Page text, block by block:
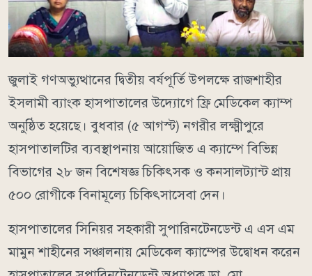
জুলাই গণঅভ্যুত্থানের দ্বিতীয় বর্ষপূর্তি উপলক্ষে রাজশাহীর
ইসলামী ব্যাংক হাসপাতালের উদ্যোগে ফ্রি মেডিকেল ক্যাম্প
অনুষ্ঠিত হয়েছে। বুধবার (৫ আগস্ট) নগরীর লক্ষ্মীপুরে
হাসপাতালটির ব্যবস্থাপনায় আয়োজিত এ ক্যাম্পে বিভিন্ন
বিভাগের ২৮ জন বিশেষজ্ঞ চিকিৎসক ও কনসালট্যান্ট প্রায়
৫০০ রোগীকে বিনামূল্যে চিকিৎসাসেবা দেন।
হাসপাতালের সিনিয়র সহকারী সুপারিনটেনডেন্ট এ এস এম
মামুন শাহীনের সঞ্চালনায় মেডিকেল ক্যাম্পের উদ্বোধন করেন